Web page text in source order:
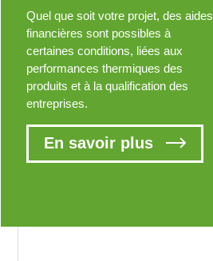
Quel que soit votre projet, des aides
financières sont possibles à
certaines conditions, liées aux
performances thermiques des
produits et à la qualification des
entreprises.
En savoir plus